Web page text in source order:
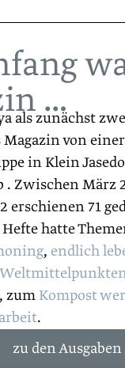
…
als zunächst
Magazin von
in Klein
. Zwischen März
erschienen 71
Hefte hatte
, endlich
, zum Kompost
.
zu den Ausgaben